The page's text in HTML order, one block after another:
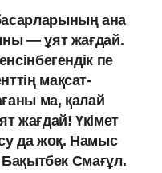
ана
— ұят жағдай.
пе
мақсат-
ма, қалай
жағдай! Үкімет
да жоқ. Намыс
Бақытбек Смағұл.